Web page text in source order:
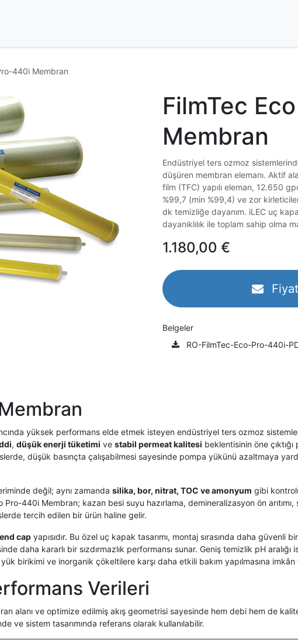
440i Membran
FilmTec
Membran
Endüstriyel ters ozmoz
düşüren membran elemanı. Aktif
film (TFC) yapılı eleman, 12.650
%99,7 (min %99,4) ve zor
dk temizliğe dayanım. iLEC uç
dayanıklılık ile toplam sahip olma
1.180,00 €
Belgeler
RO-FilmTec-Eco-Pro-440i-
yüksek performans elde etmek isteyen endüstriyel ters ozmoz
, düşük enerji tüketimi ve stabil permeat kalitesi beklentisinin öne
düşük basınçta çalışabilmesi sayesinde pompa yükünü azaltmaya
değil; aynı zamanda silika, bor, nitrat, TOC ve amonyum gibi
440i Membran; kazan besi suyu hazırlama, demineralizasyon ön
tercih edilen bir ürün haline gelir.
cap yapısıdır. Bu özel uç kapak tasarımı, montaj sırasında daha güvenli
daha kararlı bir sızdırmazlık performansı sunar. Geniş temizlik pH
birikimi ve inorganik çökeltilere karşı daha etkili bakım yapılmasına imkân
Verileri
alanı ve optimize edilmiş akış geometrisi sayesinde hem debi hem de
ve sistem tasarımında referans olarak kullanılabilir.